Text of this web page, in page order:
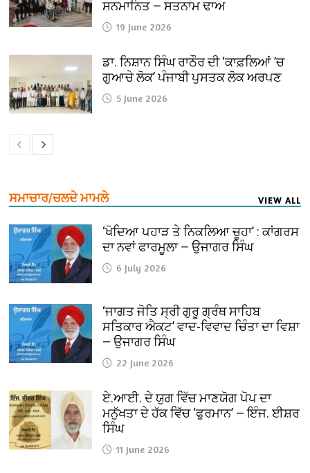
ਸਨਮਾਨਿਤ — ਸਤਨਾਮ ਢਾਅ
19 June 2026
ਡਾ. ਨਿਸ਼ਾਨ ਸਿੰਘ ਰਾਠੌਰ ਦੀ ‘ਕਾਫ਼ਲਿਆਂ ’ਚ
ਗੁਆਚੇ ਲੋਕ’ ਪੰਜਾਬੀ ਪੁਸਤਕ ਲੋਕ ਅਰਪਣ
5 June 2026
ਸਮਾਚਾਰ/ਚਲਦੇ ਮਾਮਲੇ VIEW ALL
‘ਖੋਦਿਆ ਪਹਾੜ ਤੇ ਨਿਕਲਿਆ ਚੂਹਾ’ : ਕਾਂਗਰਸ
ਦਾ ਨਵਾਂ ਫਾਰਮੂਲਾ — ਉਜਾਗਰ ਸਿੰਘ
6 July 2026
‘ਜਾਗਤ ਜੋਤਿ ਸ੍ਰੀ ਗੁਰੂ ਗ੍ਰੰਥ ਸਾਹਿਬ
ਸਤਿਕਾਰ ਐਕਟ’ ਵਾਦ-ਵਿਵਾਦ ਚਿੰਤਾ ਦਾ ਵਿਸ਼ਾ
— ਉਜਾਗਰ ਸਿੰਘ
22 June 2026
ਏ.ਆਈ. ਦੇ ਯੁਗ ਵਿੱਚ ਮਾਣਯੋਗ ਪੋਪ ਦਾ
ਮਨੁੱਖਤਾ ਦੇ ਹੱਕ ਵਿੱਚ ‘ਫੁਰਮਾਨ’ — ਇੰਜ. ਈਸ਼ਰ
ਸਿੰਘ
11 June 2026